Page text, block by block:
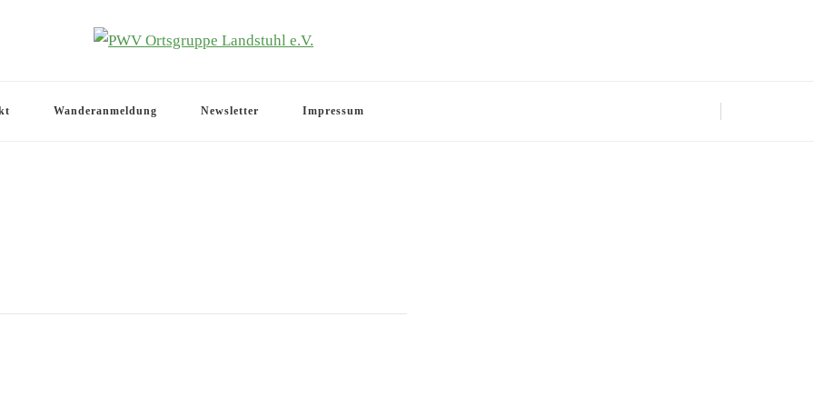
Wanderanmeldung Newsletter Impressum